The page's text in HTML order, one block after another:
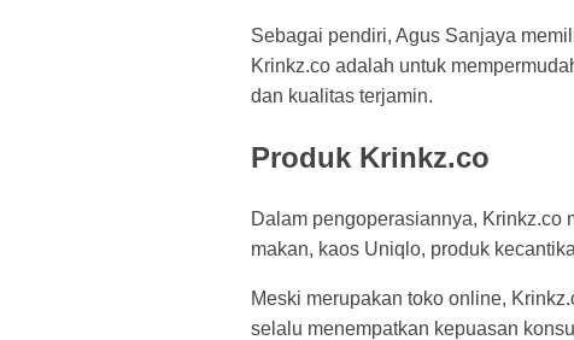
Sebagai pendiri, Agus Sanjaya
Krinkz.co adalah untuk
dan kualitas terjamin.
Produk Krinkz.co
Dalam pengoperasiannya, Krinkz.co
makan, kaos Uniqlo, produk
Meski merupakan toko online,
selalu menempatkan kepuasan